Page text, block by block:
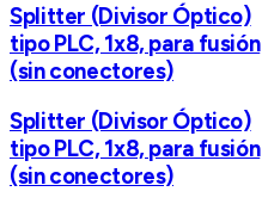
Splitter (Divisor Óptico)
tipo PLC, 1x8, para fusión
(sin conectores)
Splitter (Divisor Óptico)
tipo PLC, 1x8, para fusión
(sin conectores)